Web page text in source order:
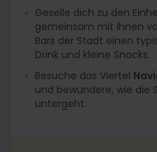
Geselle dich zu den
gemeinsam mit ihnen
Bars der Stadt einen
Drink und kleine Snacks.
Besuche das Viertel
und bewundere, wie die
untergeht.